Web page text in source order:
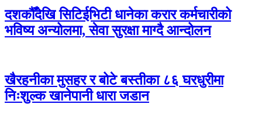
दशकौँदेखि सिटिईभिटी धानेका करार कर्मचारीको
भविष्य अन्योलमा, सेवा सुरक्षा माग्दै आन्दोलन
खैरहनीका मुसहर र बोटे बस्तीका ८६ घरधुरीमा
निःशुल्क खानेपानी धारा जडान